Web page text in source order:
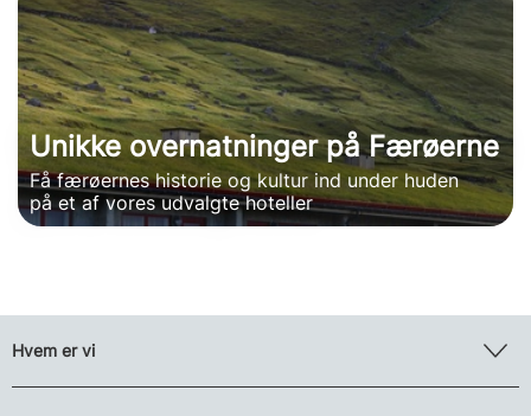
Unikke overnatninger på Færøerne
Få færøernes historie og kultur ind under huden
på et af vores udvalgte hoteller
Hvem er vi